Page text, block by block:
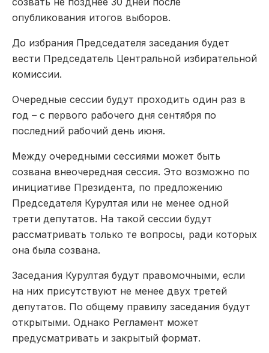
опубликования итогов выборов.
До избрания Председателя заседания будет
вести Председатель Центральной избирательной
комиссии.
Очередные сессии будут проходить один раз в
год – с первого рабочего дня сентября по
последний рабочий день июня.
Между очередными сессиями может быть
созвана внеочередная сессия. Это возможно по
инициативе Президента, по предложению
Председателя Курултая или не менее одной
трети депутатов. На такой сессии будут
рассматривать только те вопросы, ради которых
она была созвана.
Заседания Курултая будут правомочными, если
на них присутствуют не менее двух третей
депутатов. По общему правилу заседания будут
открытыми. Однако Регламент может
предусматривать и закрытый формат.